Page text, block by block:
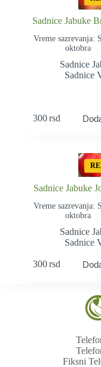
Sadnice Jabuke
Vreme sazrevanja:
oktobra
Sadnice
Sadnice
300rsd
Sadnice Jabuke
Vreme sazrevanja:
oktobra
Sadnice
Sadnice
300rsd
Fiksni